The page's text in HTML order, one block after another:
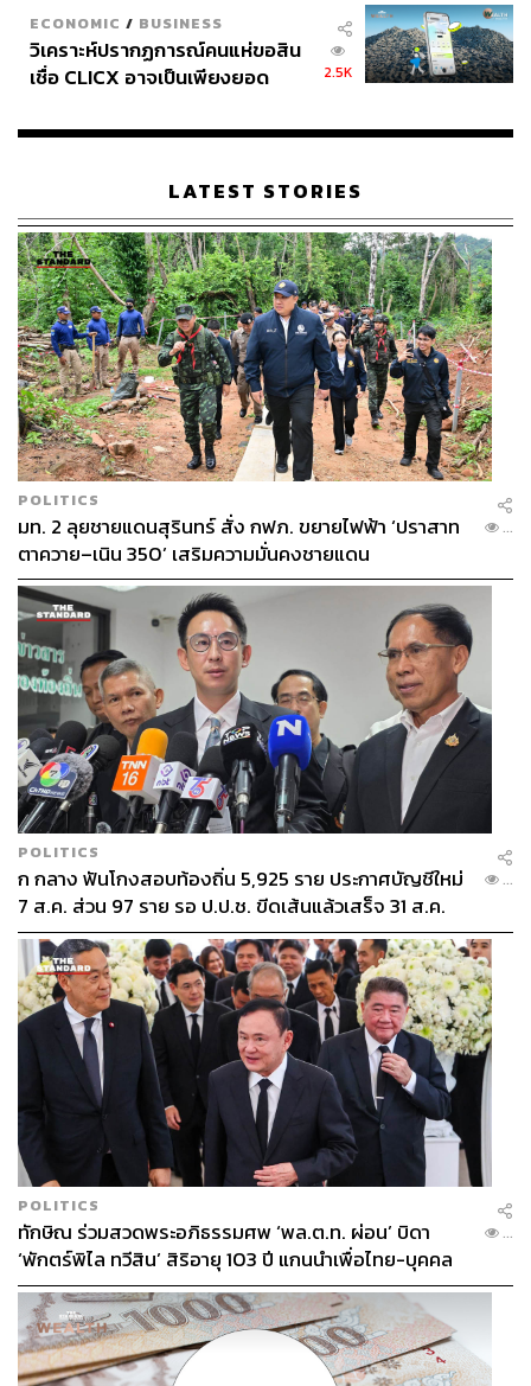
ABOUT THE AUTHOR
สกุลชัย เก่งอนันตานนท์
Content Creator สำนักข่าว THE
ECONOMIC / BUSINESS
วิเคราะห์ปรากฏการณ์คนแห่ขอสิน
เชื่อ CLICX อาจเป็นเพียงยอด
เรือนไทยที่ถูกซุกไว้
2.5K
LATEST STORIES
POLITICS
มท. 2 ลุยชายแดนสุรินทร์ สั่ง กฟภ. ขยายไฟฟ้า ‘ปราสาท
ตาควาย–เนิน 350’ เสริมความมั่นคงชายแดน
...
POLITICS
ก กลาง ฟันโกงสอบท้องถิ่น 5,925 ราย ประกาศบัญชีใหม่
7 ส.ค. ส่วน 97 ราย รอ ป.ป.ช. ขีดเส้นแล้วเสร็จ 31 ส.ค.
...
POLITICS
ทักษิณ ร่วมสวดพระอภิธรรมศพ ‘พล.ต.ท. ผ่อน’ บิดา
‘พักตร์พิไล ทวีสิน’ สิริอายุ 103 ปี แกนนำเพื่อไทย-บุคคล
หลากวงการร่วมอาลัย
...